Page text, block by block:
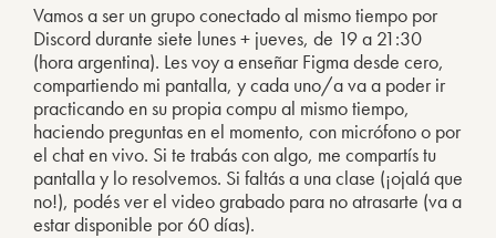
Vamos a ser un grupo conectado al mismo tiempo por
Discord durante siete lunes + jueves, de 19 a 21:30
(hora argentina). Les voy a enseñar Figma desde cero,
compartiendo mi pantalla, y cada uno/a va a poder ir
practicando en su propia compu al mismo tiempo,
haciendo preguntas en el momento, con micrófono o por
el chat en vivo. Si te trabás con algo, me compartís tu
pantalla y lo resolvemos. Si faltás a una clase (¡ojalá que
no!), podés ver el video grabado para no atrasarte (va a
estar disponible por 60 días).